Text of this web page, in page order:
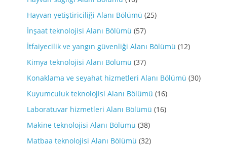
Hayvan yetiştiriciliği Alanı Bölümü (25)
İnşaat teknolojisi Alanı Bölümü (57)
İtfaiyecilik ve yangın güvenliği Alanı Bölümü (12)
Kimya teknolojisi Alanı Bölümü (37)
Konaklama ve seyahat hizmetleri Alanı Bölümü (30)
Kuyumculuk teknolojisi Alanı Bölümü (16)
Laboratuvar hizmetleri Alanı Bölümü (16)
Makine teknolojisi Alanı Bölümü (38)
Matbaa teknolojisi Alanı Bölümü (32)